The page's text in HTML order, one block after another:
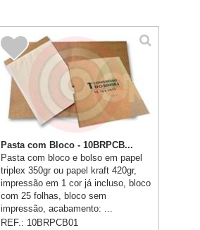
Pasta com Bloco - 10BRPCB...
Pasta com bloco e bolso em papel
triplex 350gr ou papel kraft 420gr,
impressão em 1 cor já incluso, bloco
com 25 folhas, bloco sem
impressão, acabamento: ...
REF.: 10BRPCB01